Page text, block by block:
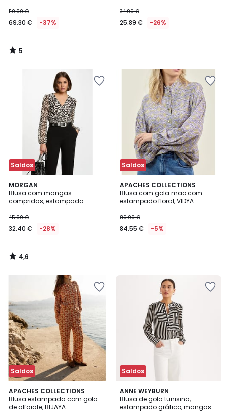
110.00 €
69.30 € -37%
5
/
34.99 €
25.89 € -26%
Saldos
MORGAN
Blusa com mangas
compridas, estampada
45.00 €
32.40 € -28%
4,6
/ 5
4,6
/
Saldos
APACHES COLLECTIONS
Blusa com gola mao com
estampado floral, VIDYA
89.00 €
84.55 € -5%
Saldos
APACHES COLLECTIONS
Blusa estampada com gola
de alfaiate, BIJAYA
Saldos
ANNE WEYBURN
Blusa de gola tunisina,
estampado gráfico, mangas
4,5
/ 5